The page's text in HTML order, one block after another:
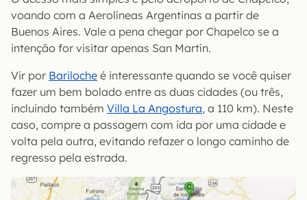
voando com a Aerolíneas Argentinas a partir de
Buenos Aires. Vale a pena chegar por Chapelco se a
intenção for visitar apenas San Martín.
Vir por Bariloche é interessante quando se você quiser
fazer um bem bolado entre as duas cidades (ou três,
incluindo também Villa La Angostura, a 110 km). Neste
caso, compre a passagem com ida por uma cidade e
volta pela outra, evitando refazer o longo caminho de
regresso pela estrada.